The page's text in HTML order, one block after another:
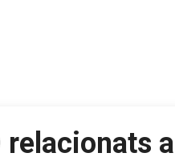
relacionats